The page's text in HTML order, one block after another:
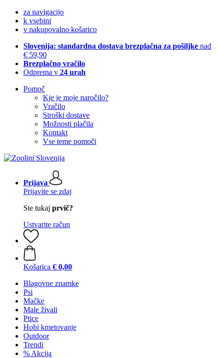
za navigacijo
k vsebini
v nakupovalno košarico
Slovenija: standardna dostava brezplačna za pošiljke nad
€ 59,90
Brezplačno vračilo
Odprema v 24 urah
Pomoč
Kje je moje naročilo?
Vračilo
Stroški dostave
Možnosti plačila
Kontakt
Vse teme pomoči
Prijava
Prijavite se zdaj
Ste tukaj prvič?
Ustvarite račun
Košarica € 0,00
Blagovne znamke
Psi
Mačke
Male živali
Ptice
Hobi kmetovanje
Outdoor
Trendi
% Akcija